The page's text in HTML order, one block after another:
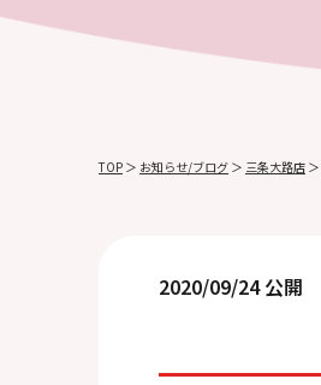
TOP ＞ お知らせ/ブログ ＞ 三条大路店 ＞
2020/09/24 公開